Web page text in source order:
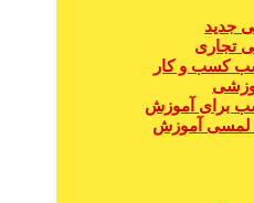
جدید
تجاری
کسب و کار
برای آموزش
لمسی آموزش